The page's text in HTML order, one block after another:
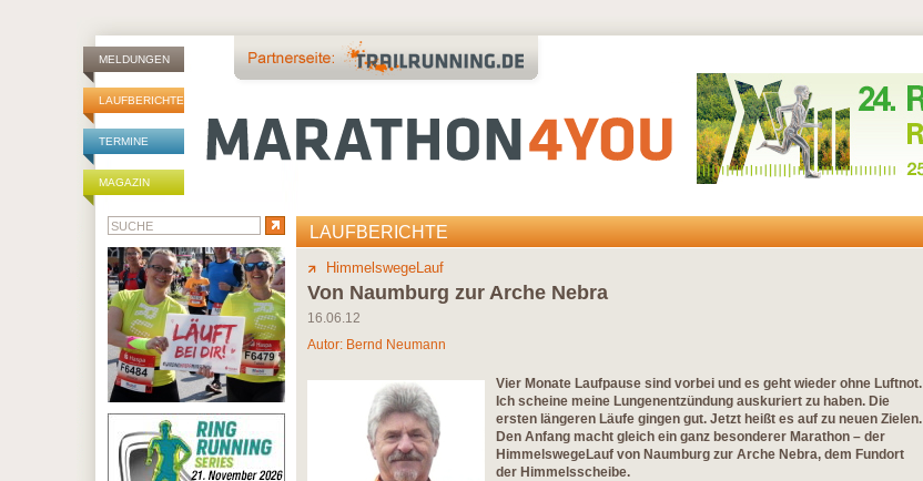
MELDUNGEN
LAUFBERICHTE
TERMINE
MAGAZIN
LAUFBERICHTE
HimmelswegeLauf
Von Naumburg zur Arche Nebra
16.06.12
Autor: Bernd Neumann
Vier Monate Laufpause sind vorbei und es geht wieder ohne Luftnot.
Ich scheine meine Lungenentzündung auskuriert zu haben. Die
ersten längeren Läufe gingen gut. Jetzt heißt es auf zu neuen Zielen.
Den Anfang macht gleich ein ganz besonderer Marathon – der
HimmelswegeLauf von Naumburg zur Arche Nebra, dem Fundort
der Himmelsscheibe.